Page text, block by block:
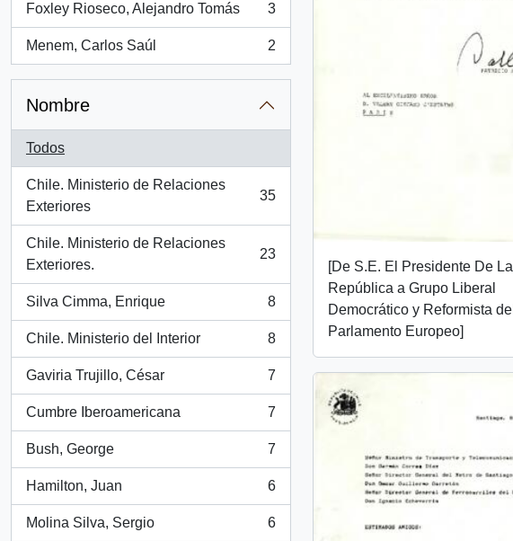
Foxley Rioseco, Alejandro Tomás
, 3 resultados
3
Menem, Carlos Saúl
, 2 resultados
2
Nombre
Todos
Chile. Ministerio de Relaciones
Exteriores
, 35 resultados
35
Chile. Ministerio de Relaciones
Exteriores.
, 23 resultados
23
Silva Cimma, Enrique
, 8 resultados
8
Chile. Ministerio del Interior
, 8 resultados
8
Gaviria Trujillo, César
, 7 resultados
7
Cumbre Iberoamericana
, 7 resultados
7
Bush, George
, 7 resultados
7
Hamilton, Juan
, 6 resultados
6
Molina Silva, Sergio
, 6 resultados
6
[De S.E. El Presidente De La
República a Grupo Liberal
Democrático y Reformista del
Parlamento Europeo]